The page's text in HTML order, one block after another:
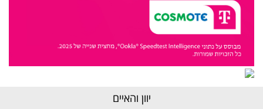
יוון והאיים